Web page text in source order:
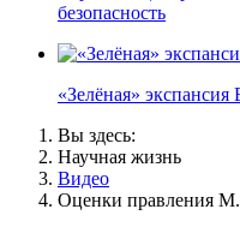
безопасность
«Зелёная» экспансия
Вы здесь:
Научная жизнь
Видео
Оценки правления М.